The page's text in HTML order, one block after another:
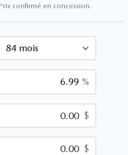
confirmé en concession.
%
$ $
$